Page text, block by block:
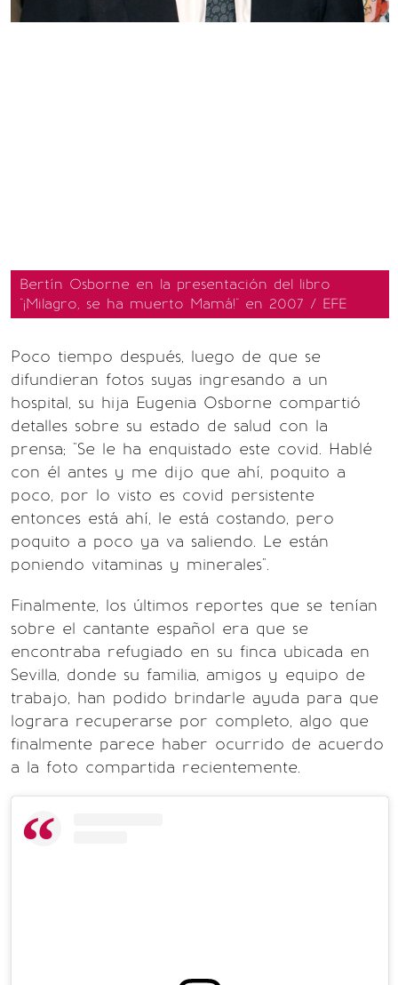
Bertín Osborne en la presentación del libro
"¡Milagro, se ha muerto Mamá!" en 2007 / EFE
Poco tiempo después, luego de que se
difundieran fotos suyas ingresando a un
hospital, su hija Eugenia Osborne compartió
detalles sobre su estado de salud con la
prensa; "Se le ha enquistado este covid. Hablé
con él antes y me dijo que ahí, poquito a
poco, por lo visto es covid persistente
entonces está ahí, le está costando, pero
poquito a poco ya va saliendo. Le están
poniendo vitaminas y minerales".
Finalmente, los últimos reportes que se tenían
sobre el cantante español era que se
encontraba refugiado en su finca ubicada en
Sevilla, donde su familia, amigos y equipo de
trabajo, han podido brindarle ayuda para que
lograra recuperarse por completo, algo que
finalmente parece haber ocurrido de acuerdo
a la foto compartida recientemente.